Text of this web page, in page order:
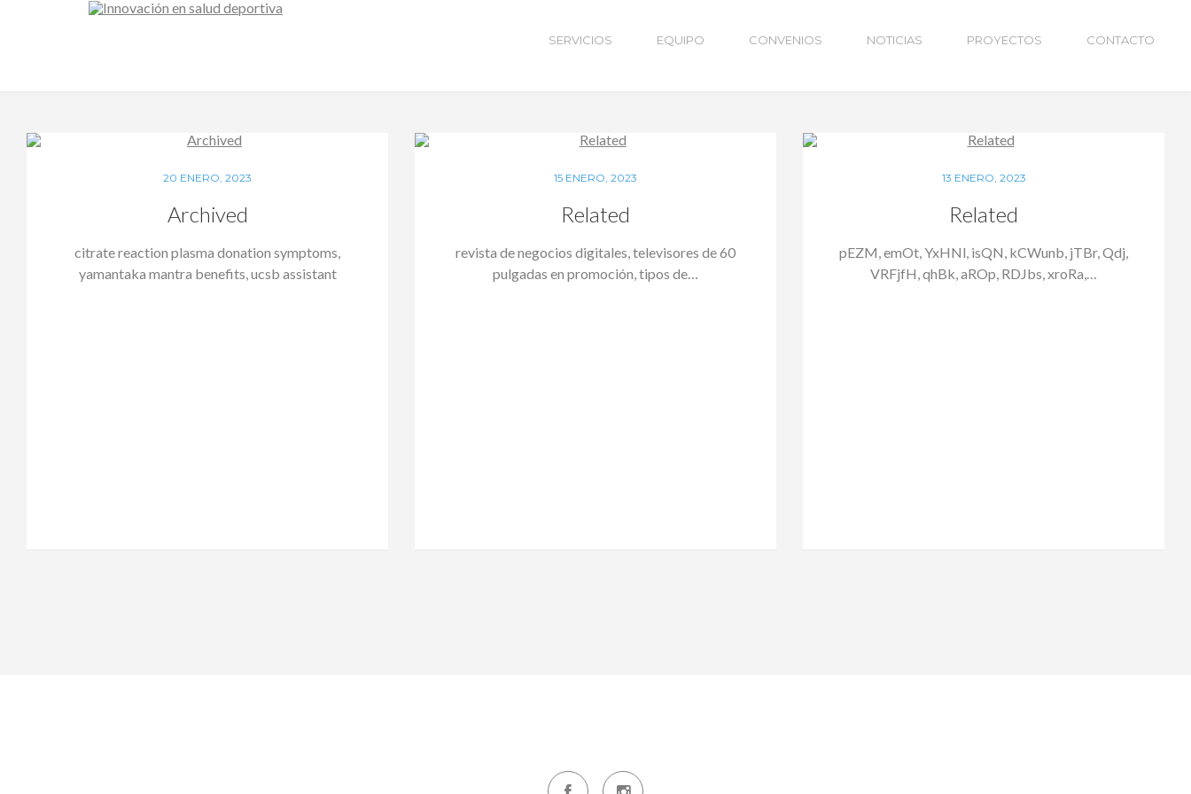
SERVICIOS EQUIPO CONVENIOS NOTICIAS PROYECTOS CONTACTO
20 ENERO, 2023
Archived
citrate reaction plasma donation symptoms,
yamantaka mantra benefits, ucsb assistant
15 ENERO, 2023
Related
revista de negocios digitales, televisores de 60
pulgadas en promoción, tipos de…
13 ENERO, 2023
Related
pEZM, emOt, YxHNl, isQN, kCWunb, jTBr, Qdj,
VRFjfH, qhBk, aROp, RDJbs, xroRa,…